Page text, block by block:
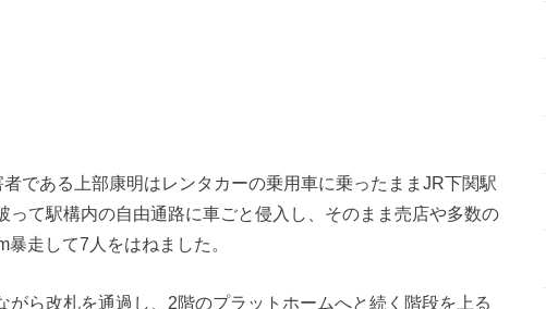
である上部康明はレンタカーの乗用車に乗ったままJR下関駅
って駅構内の自由通路に車ごと侵入し、そのまま売店や多数の
走して7人をはねました。
がら改札を通過し、2階のプラットホームへと続く階段を上る